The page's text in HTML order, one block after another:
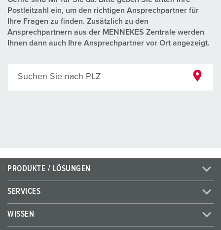
Postleitzahl ein, um den richtigen Ansprechpartner für
Ihre Fragen zu finden. Zusätzlich zu den
Ansprechpartnern aus der MENNEKES Zentrale werden
Ihnen dann auch Ihre Ansprechpartner vor Ort angezeigt.
Suchen Sie nach PLZ
PRODUKTE / LÖSUNGEN
SERVICES
WISSEN